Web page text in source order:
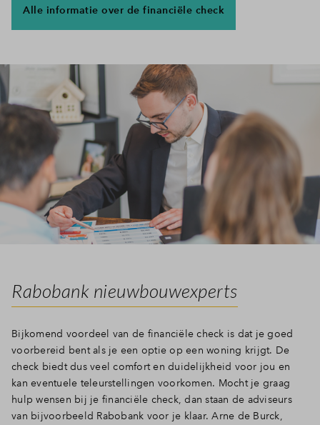
Alle informatie over de financiële check
Rabobank nieuwbouwexperts
Bijkomend voordeel van de financiële check is dat je goed
voorbereid bent als je een optie op een woning krijgt. De
check biedt dus veel comfort en duidelijkheid voor jou en
kan eventuele teleurstellingen voorkomen. Mocht je graag
hulp wensen bij je financiële check, dan staan de adviseurs
van bijvoorbeeld Rabobank voor je klaar. Arne de Burck,